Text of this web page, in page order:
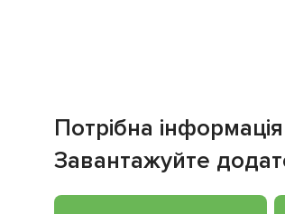
Потрібна
Завантажуйте